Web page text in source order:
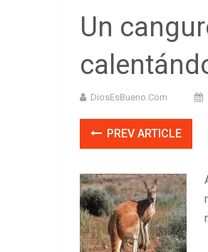
Un
DiosEsBueno.Com
PREV ARTICLE